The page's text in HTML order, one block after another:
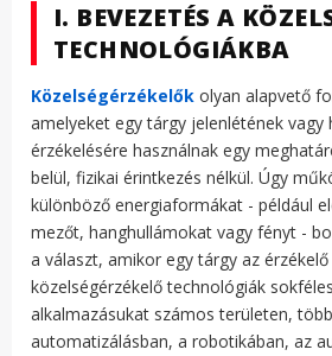
I. BEVEZETÉS A
TECHNOLÓGIÁKBA
Közelségérzékelők olyan alapvető
amelyeket egy tárgy jelenlétének vagy
érzékelésére használnak egy
belül, fizikai érintkezés nélkül. Úgy
különböző energiaformákat - például
mezőt, hanghullámokat vagy fényt -
a választ, amikor egy tárgy az
közelségérzékelő technológiák
alkalmazásukat számos területen,
automatizálásban, a robotikában, az